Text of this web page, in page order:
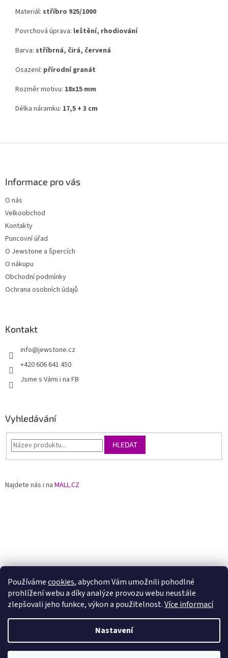
Používámecookies, abychom Vám umožnili pohodlné
prohlížení webu a díky analýze provozu webu neustále
zlepšovali jeho funkce, výkon a použitelnost.Více informací
Nastavení
Materiál: stříbro 925/1000
Povrchová úprava: leštění, rhodiování
Barva: stříbrná, čirá, červená
Osazení: přírodní granát
Rozměr motivu: 18x15 mm
Délka náramku: 17,5 + 3 cm
Informace pro vás
O nás
Velkoobchod
Kontakty
Puncovní úřad
O Jewstone a špercích
O nákupu
Obchodní podmínky
Ochrana osobních údajů
Kontakt
info@jewstone.cz
+420 606 641 450
Jsme s Vámi i na FB
Vyhledávání
HLEDAT
Najdete nás i na MALL.CZ
Vytvořil Shoptet